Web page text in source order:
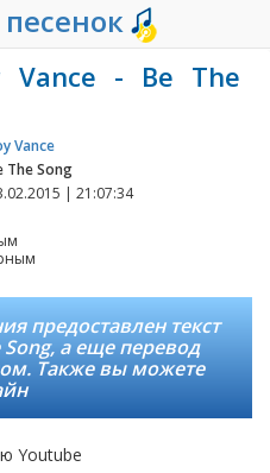
Vance - Be The
Vance
The Song
| 21:07:34
предоставлен текст
Song, а еще перевод
Также вы можете
Youtube